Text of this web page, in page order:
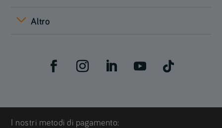
Altro
I nostri metodi di pagamento: